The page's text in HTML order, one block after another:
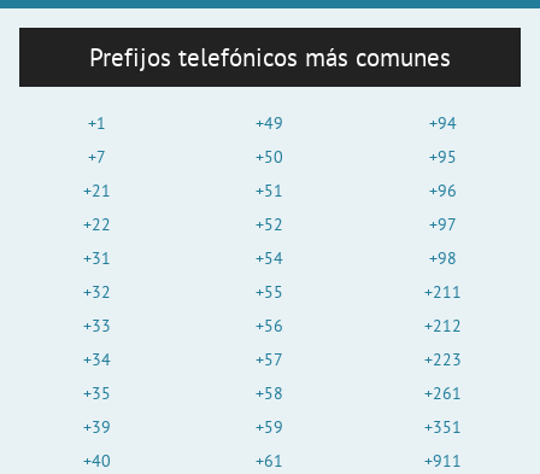
Prefijos telefónicos más comunes
+1
+7
+21
+22
+31
+32
+33
+34
+35
+39
+40
+49
+50
+51
+52
+54
+55
+56
+57
+58
+59
+61
+94
+95
+96
+97
+98
+211
+212
+223
+261
+351
+911